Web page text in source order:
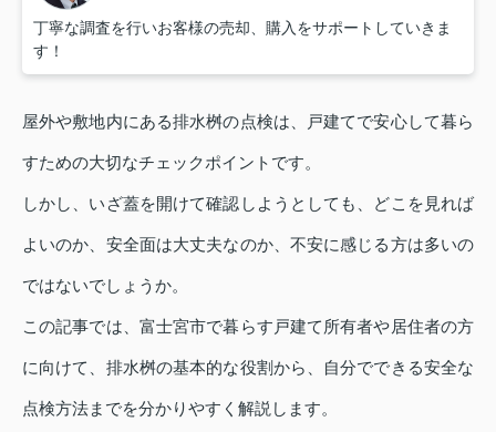
丁寧な調査を行いお客様の売却、購入をサポートしていきま
す！
屋外や敷地内にある排水桝の点検は、戸建てで安心して暮ら
すための大切なチェックポイントです。
しかし、いざ蓋を開けて確認しようとしても、どこを見れば
よいのか、安全面は大丈夫なのか、不安に感じる方は多いの
ではないでしょうか。
この記事では、富士宮市で暮らす戸建て所有者や居住者の方
に向けて、排水桝の基本的な役割から、自分でできる安全な
点検方法までを分かりやすく解説します。